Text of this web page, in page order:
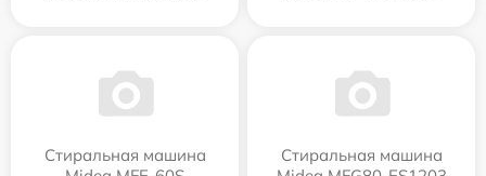
Стиральная машина
Стиральная машина